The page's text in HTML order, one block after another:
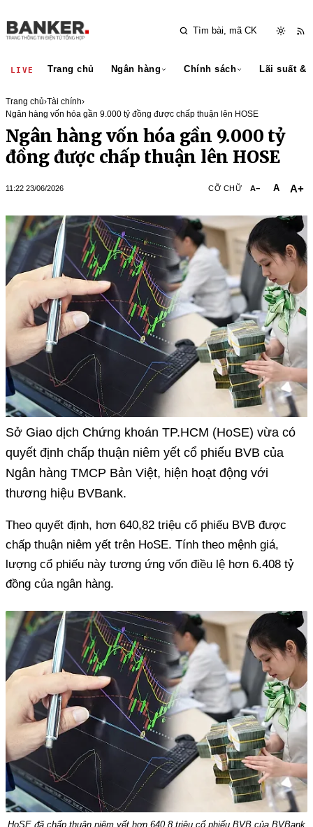
LIVE Trang chủ Ngân hàng Chính sách Lãi suất &
Trang chủ›Tài chính›
Ngân hàng vốn hóa gần 9.000 tỷ đồng được chấp thuận lên HOSE
Ngân hàng vốn hóa gần 9.000 tỷ
đồng được chấp thuận lên HOSE
11:22 23/06/2026 CỠ CHỮ A− A A+
Sở Giao dịch Chứng khoán TP.HCM (HoSE) vừa có
quyết định chấp thuận niêm yết cổ phiếu BVB của
Ngân hàng TMCP Bản Việt, hiện hoạt động với
thương hiệu BVBank.
Theo quyết định, hơn 640,82 triệu cổ phiếu BVB được
chấp thuận niêm yết trên HoSE. Tính theo mệnh giá,
lượng cổ phiếu này tương ứng vốn điều lệ hơn 6.408 tỷ
đồng của ngân hàng.
HoSE đã chấp thuận niêm yết hơn 640,8 triệu cổ phiếu BVB của BVBank